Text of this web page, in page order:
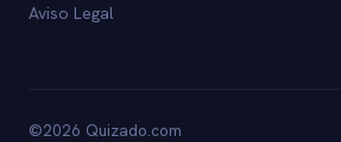
Aviso Legal
©2026 Quizado.com